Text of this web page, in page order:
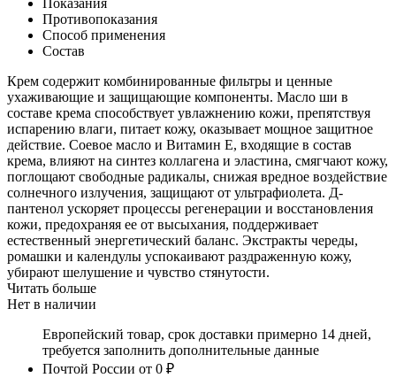
Противопоказания
Способ применения
Состав
Крем содержит комбинированные фильтры и ценные
ухаживающие и защищающие компоненты. Масло ши в
составе крема способствует увлажнению кожи, препятствуя
испарению влаги, питает кожу, оказывает мощное защитное
действие. Соевое масло и Витамин Е, входящие в состав
крема, влияют на синтез коллагена и эластина, смягчают кожу,
поглощают свободные радикалы, снижая вредное воздействие
солнечного излучения, защищают от ультрафиолета. Д-
пантенол ускоряет процессы регенерации и восстановления
кожи, предохраняя ее от высыхания, поддерживает
естественный энергетический баланс. Экстракты череды,
ромашки и календулы успокаивают раздраженную кожу,
убирают шелушение и чувство стянутости.
Читать больше
Нет в наличии
Европейский товар, срок доставки примерно 14 дней,
требуется заполнить дополнительные данные
Почтой России от 0 ₽